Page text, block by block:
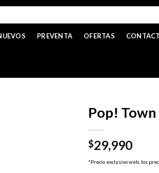
PREVENTA OFERTAS
Pop! Town
$29,990
*Precio exclusivo web, los